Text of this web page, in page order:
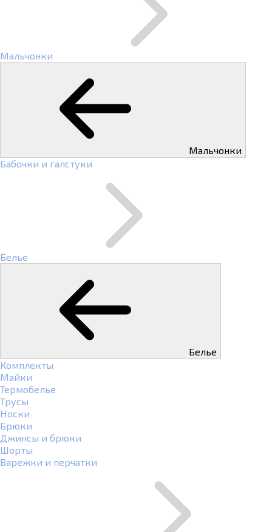
Мальчонки
Мальчонки
Бабочки и галстуки
Белье
Белье
Комплекты
Майки
Термобелье
Трусы
Носки
Брюки
Джинсы и брюки
Шорты
Варежки и перчатки